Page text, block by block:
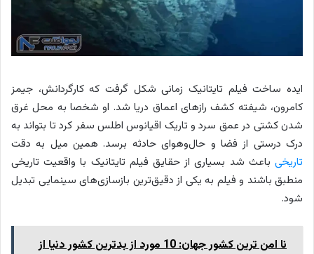
ایده ساخت فیلم تایتانیک زمانی شکل گرفت که کارگردانش، جیمز
کامرون، شیفته کشف رازهای اعماق دریا شد. او شخصا به محل غرق
شدن کشتی در عمق سرد و تاریک اقیانوس اطلس سفر کرد تا بتواند به
درک درستی از فضا و حال‌وهوای حادثه برسد. همین میل به دقت
تاریخی باعث شد بسیاری از حقایق فیلم تایتانیک با واقعیت تاریخی
منطبق باشند و فیلم به یکی از دقیق‌ترین بازسازی‌های سینمایی تبدیل
شود.
نا امن ترین کشور جهان: 10 مورد از بدترین کشور دنیا از